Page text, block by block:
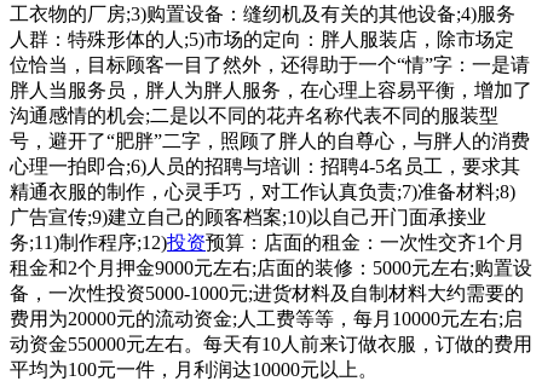
工衣物的厂房;3)购置设备：缝纫机及有关的其他设备;4)服务
人群：特殊形体的人;5)市场的定向：胖人服装店，除市场定
位恰当，目标顾客一目了然外，还得助于一个“情”字：一是请
胖人当服务员，胖人为胖人服务，在心理上容易平衡，增加了
沟通感情的机会;二是以不同的花卉名称代表不同的服装型
号，避开了“肥胖”二字，照顾了胖人的自尊心，与胖人的消费
心理一拍即合;6)人员的招聘与培训：招聘4-5名员工，要求其
精通衣服的制作，心灵手巧，对工作认真负责;7)准备材料;8)
广告宣传;9)建立自己的顾客档案;10)以自己开门面承接业
务;11)制作程序;12)投资预算：店面的租金：一次性交齐1个月
租金和2个月押金9000元左右;店面的装修：5000元左右;购置设
备，一次性投资5000-1000元;进货材料及自制材料大约需要的
费用为20000元的流动资金;人工费等等，每月10000元左右;启
动资金550000元左右。每天有10人前来订做衣服，订做的费用
平均为100元一件，月利润达10000元以上。